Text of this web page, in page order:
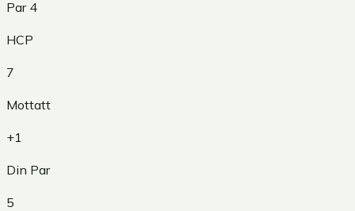
Par 4
HCP
7
Mottatt
+1
Din Par
5